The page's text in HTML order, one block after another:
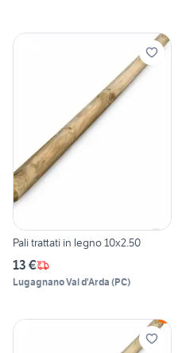
Pali trattati in legno 10x2.50
13 €
Lugagnano Val d'Arda (PC)